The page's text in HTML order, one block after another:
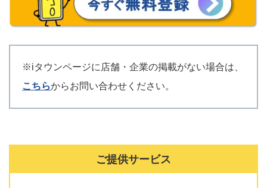
※iタウンページに店舗・企業の掲載がない場合は、
こちらからお問い合わせください。
ご提供サービス